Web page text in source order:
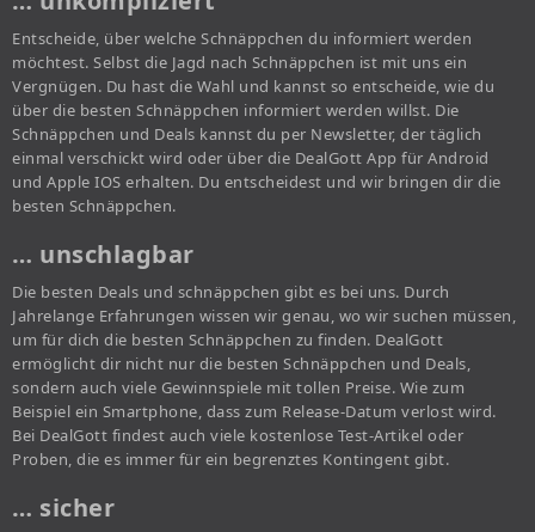
Entscheide, über welche Schnäppchen du informiert werden
möchtest. Selbst die Jagd nach Schnäppchen ist mit uns ein
Vergnügen. Du hast die Wahl und kannst so entscheide, wie du
über die besten Schnäppchen informiert werden willst. Die
Schnäppchen und Deals kannst du per Newsletter, der täglich
einmal verschickt wird oder über die DealGott App für Android
und Apple IOS erhalten. Du entscheidest und wir bringen dir die
besten Schnäppchen.
… unschlagbar
Die besten Deals und schnäppchen gibt es bei uns. Durch
Jahrelange Erfahrungen wissen wir genau, wo wir suchen müssen,
um für dich die besten Schnäppchen zu finden. DealGott
ermöglicht dir nicht nur die besten Schnäppchen und Deals,
sondern auch viele Gewinnspiele mit tollen Preise. Wie zum
Beispiel ein Smartphone, dass zum Release-Datum verlost wird.
Bei DealGott findest auch viele kostenlose Test-Artikel oder
Proben, die es immer für ein begrenztes Kontingent gibt.
… sicher